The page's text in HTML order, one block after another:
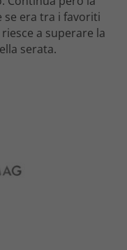
se era tra i favoriti
a superare la
serata.